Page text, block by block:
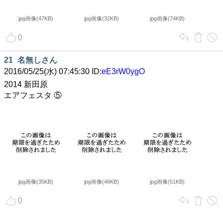
jpg画像(47KB) jpg画像(32KB) jpg画像(74KB)
0
21 名無しさん
2016/05/25(水) 07:45:30 ID:eE3rW0ygO
2014 新田原
エアフェスタ ⑤
jpg画像(35KB) jpg画像(46KB) jpg画像(51KB)
0